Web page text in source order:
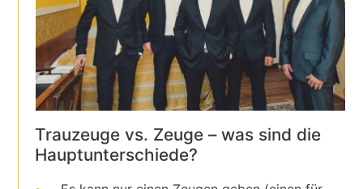
Trauzeuge vs. Zeuge – was sind die
Hauptunterschiede?